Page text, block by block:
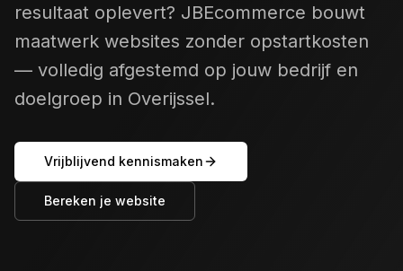
resultaat oplevert? JBEcommerce bouwt
maatwerk websites zonder opstartkosten
— volledig afgestemd op jouw bedrijf en
doelgroep in Overijssel.
Vrijblijvend kennismaken
Bereken je website